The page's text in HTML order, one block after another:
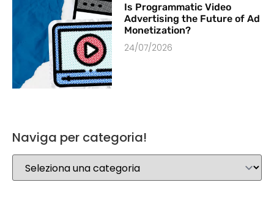
Is Programmatic Video
Advertising the Future of Ad
Monetization?
24/07/2026
Naviga per categoria!